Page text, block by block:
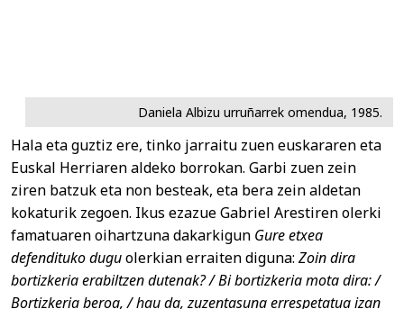
Daniela Albizu urruñarrek omendua, 1985.
Hala eta guztiz ere, tinko jarraitu zuen euskararen eta
Euskal Herriaren aldeko borrokan. Garbi zuen zein
ziren batzuk eta non besteak, eta bera zein aldetan
kokaturik zegoen. Ikus ezazue Gabriel Arestiren olerki
famatuaren oihartzuna dakarkigun Gure etxea
defendituko duguolerkian erraiten diguna: Zoin dira
bortizkeria erabiltzen dutenak? / Bi bortizkeria mota dira: /
Bortizkeria beroa, / hau da, zuzentasuna errespetatua izan